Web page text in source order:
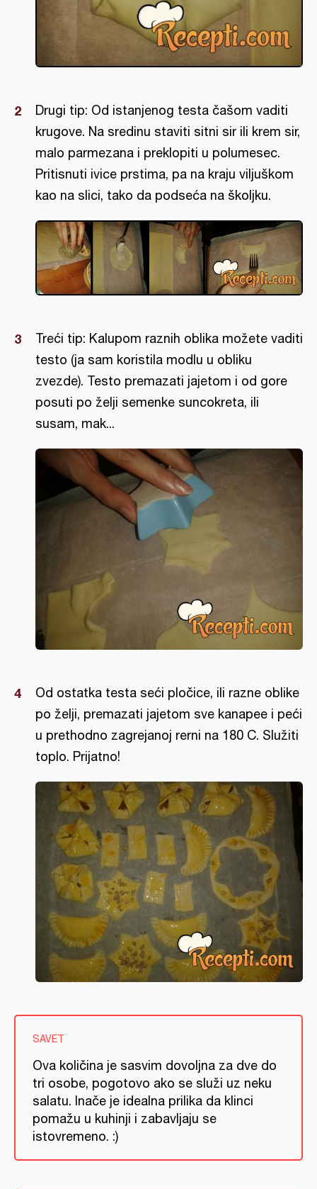
Drugi tip: Od istanjenog testa čašom vaditi
krugove. Na sredinu staviti sitni sir ili krem sir,
malo parmezana i preklopiti u polumesec.
Pritisnuti ivice prstima, pa na kraju viljuškom
kao na slici, tako da podseća na školjku.
Treći tip: Kalupom raznih oblika možete vaditi
testo (ja sam koristila modlu u obliku
zvezde). Testo premazati jajetom i od gore
posuti po želji semenke suncokreta, ili
susam, mak...
Od ostatka testa seći pločice, ili razne oblike
po želji, premazati jajetom sve kanapee i peći
u prethodno zagrejanoj rerni na 180 C. Služiti
toplo. Prijatno!
SAVET
Ova količina je sasvim dovoljna za dve do
tri osobe, pogotovo ako se služi uz neku
salatu. Inače je idealna prilika da klinci
pomažu u kuhinji i zabavljaju se
istovremeno. :)